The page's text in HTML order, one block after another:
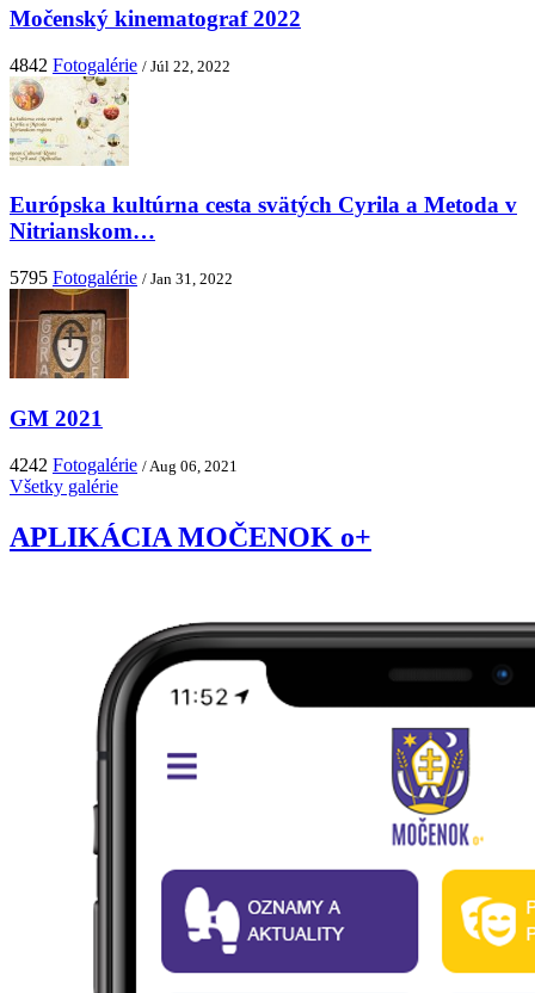
Močenský kinematograf 2022
4842 Fotogalérie / Júl 22, 2022
Európska kultúrna cesta svätých Cyrila a Metoda v
Nitrianskom…
5795 Fotogalérie / Jan 31, 2022
GM 2021
4242 Fotogalérie / Aug 06, 2021
Všetky galérie
APLIKÁCIA MOČENOK o+